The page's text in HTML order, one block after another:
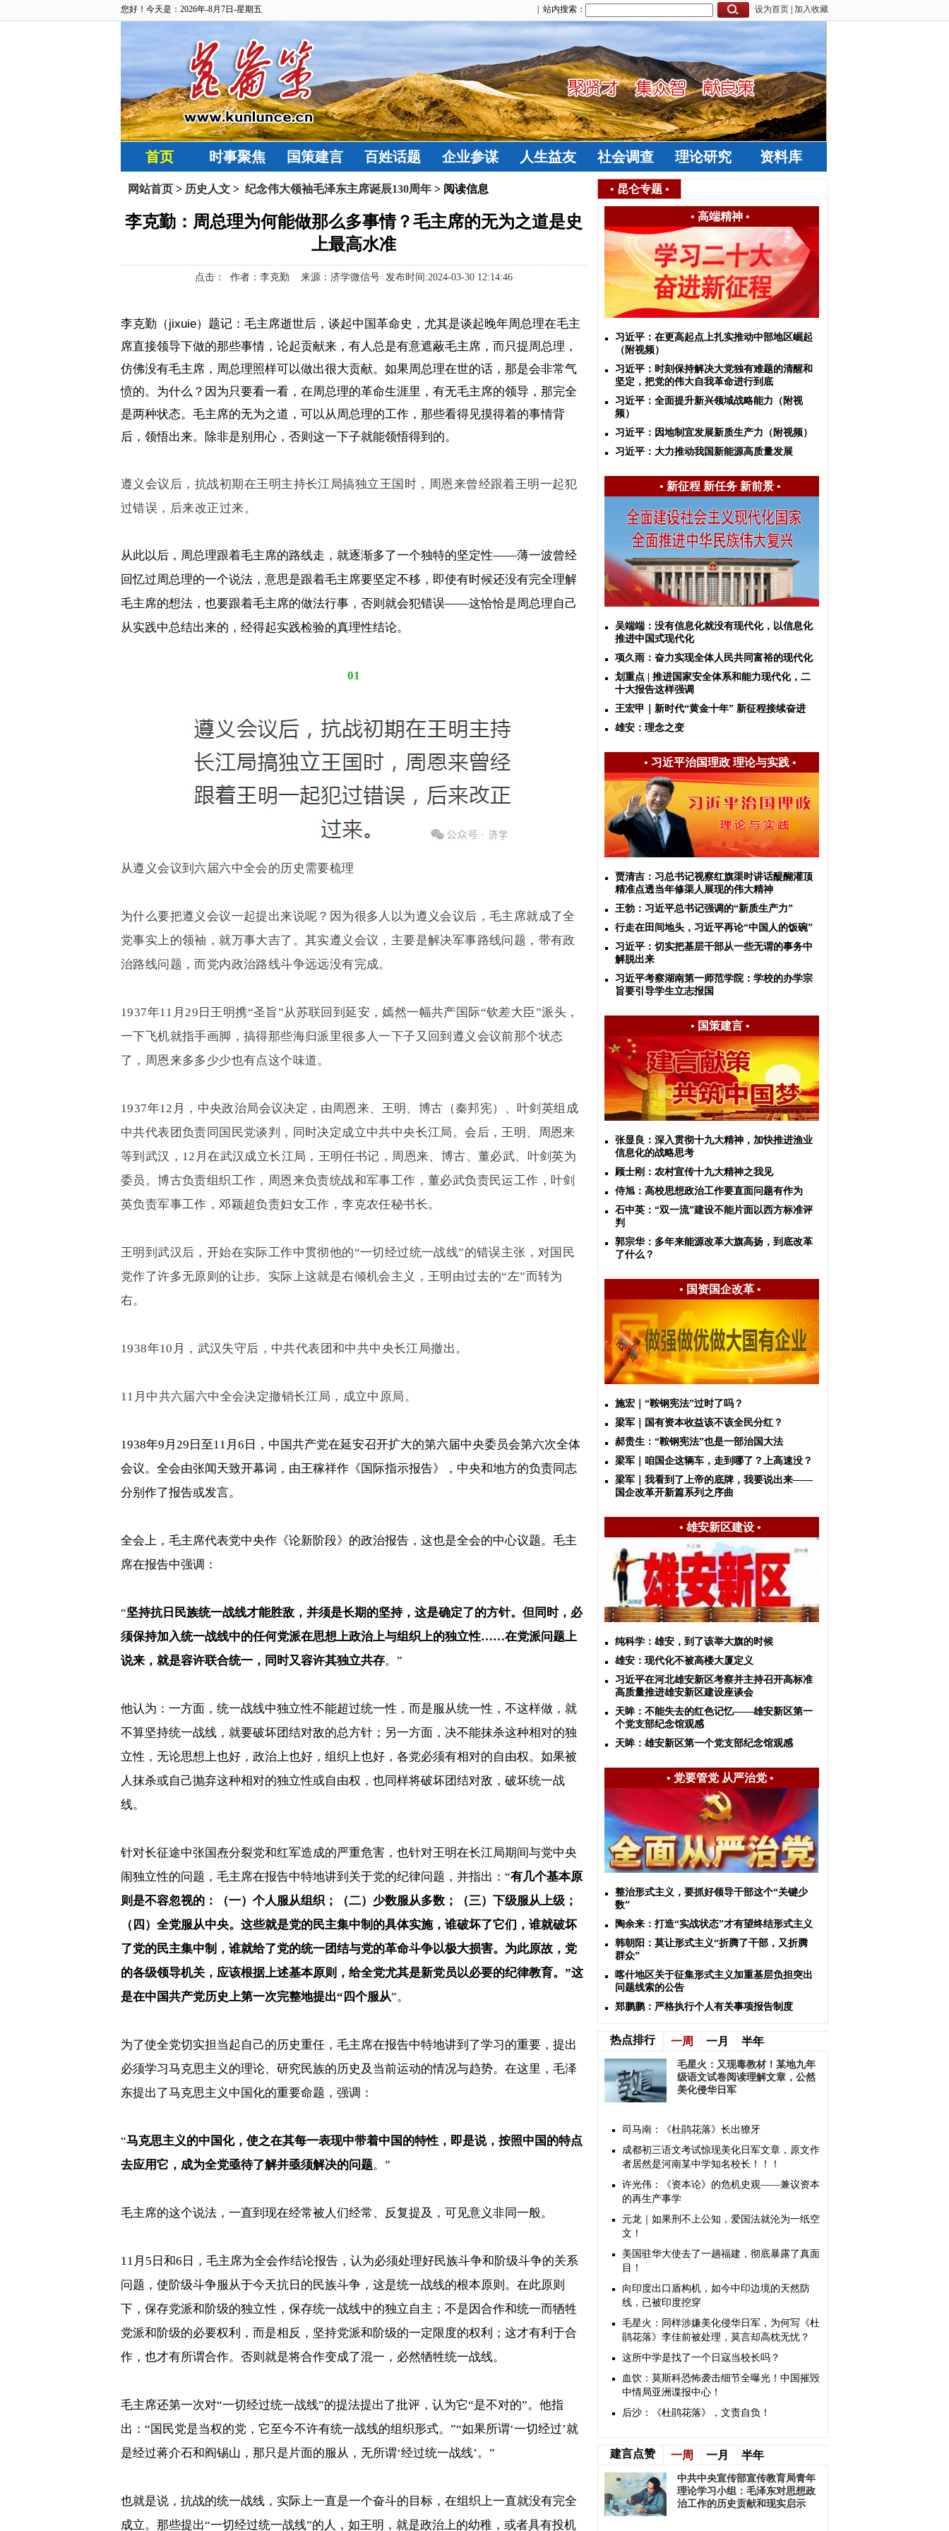
您好！今天是：2026年-8月7日-星期五 设为首页 加入收藏
| 站内搜索：
首页 时事聚焦 国策建言 百姓话题 企业参谋 人生益友 社会调查 理论研究 资料库
网站首页 > 历史人文 > 纪念伟大领袖毛泽东主席诞辰130周年 > 阅读信息
李克勤：周总理为何能做那么多事情？毛主席的无为之道是史
上最高水准
点击： 作者：李克勤 来源：济学微信号 发布时间:2024-03-30 12:14:46
李克勤（jixuie）题记：毛主席逝世后，谈起中国革命史，尤其是谈起晚年周总理在毛主
席直接领导下做的那些事情，论起贡献来，有人总是有意遮蔽毛主席，而只提周总理，
仿佛没有毛主席，周总理照样可以做出很大贡献。如果周总理在世的话，那是会非常气
愤的。为什么？因为只要看一看，在周总理的革命生涯里，有无毛主席的领导，那完全
是两种状态。毛主席的无为之道，可以从周总理的工作，那些看得见摸得着的事情背
后，领悟出来。除非是别用心，否则这一下子就能领悟得到的。
遵义会议后，抗战初期在王明主持长江局搞独立王国时，周恩来曾经跟着王明一起犯
过错误，后来改正过来。
从此以后，周总理跟着毛主席的路线走，就逐渐多了一个独特的坚定性——薄一波曾经
回忆过周总理的一个说法，意思是跟着毛主席要坚定不移，即使有时候还没有完全理解
毛主席的想法，也要跟着毛主席的做法行事，否则就会犯错误——这恰恰是周总理自己
从实践中总结出来的，经得起实践检验的真理性结论。
01
从遵义会议到六届六中全会的历史需要梳理
为什么要把遵义会议一起提出来说呢？因为很多人以为遵义会议后，毛主席就成了全
党事实上的领袖，就万事大吉了。其实遵义会议，主要是解决军事路线问题，带有政
治路线问题，而党内政治路线斗争远远没有完成。
1937年11 月29 日王明携“圣旨”从苏联回到延安，嫣然一幅共产国际“钦差大臣”派头，
一下飞机就指手画脚，搞得那些海归派里很多人一下子又回到遵义会议前那个状态
了，周恩来多多少少也有点这个味道。
1937年12 月，中央政治局会议决定，由周恩来、王明、博古（秦邦宪）、叶剑英组成
中共代表团负责同国民党谈判，同时决定成立中共中央长江局。会后，王明、周恩来
等到武汉， 12 月在武汉成立长江局，王明任书记，周恩来、博古、董必武、叶剑英为
委员。博古负责组织工作，周恩来负责统战和军事工作，董必武负责民运工作，叶剑
英负责军事工作，邓颖超负责妇女工作，李克农任秘书长。
王明到武汉后，开始在实际工作中贯彻他的“一切经过统一战线”的错误主张，对国民
党作了许多无原则的让步。实际上这就是右倾机会主义，王明由过去的“左”而转为
右。
1938年10 月，武汉失守后，中共代表团和中共中央长江局撤出。
11 月中共六届六中全会决定撤销长江局，成立中原局。
1938年9 月 29 日至11 月 6 日，中国共产党在延安召开扩大的第六届中央委员会第六次全体
会议。全会由张闻天致开幕词，由王稼祥作《国际指示报告》，中央和地方的负责同志
分别作了报告或发言。
全会上，毛主席代表党中央作《论新阶段》的政治报告，这也是全会的中心议题。毛主
席在报告中强调：
“坚持抗日民族统一战线才能胜敌，并须是长期的坚持，这是确定了的方针。但同时，必
须保持加入统一战线中的任何党派在思想上政治上与组织上的独立性……在党派问题上
说来，就是容许联合统一，同时又容许其独立共存。 ”
他认为：一方面，统一战线中独立性不能超过统一性，而是服从统一性，不这样做，就
不算坚持统一战线，就要破坏团结对敌的总方针；另一方面，决不能抹杀这种相对的独
立性，无论思想上也好，政治上也好，组织上也好，各党必须有相对的自由权。如果被
人抹杀或自己抛弃这种相对的独立性或自由权，也同样将破坏团结对敌，破坏统一战
线。
针对长征途中张国焘分裂党和红军造成的严重危害，也针对王明在长江局期间与党中央
闹独立性的问题，毛主席在报告中特地讲到关于党的纪律问题，并指出： “有几个基本原
则是不容忽视的：（一）个人服从组织；（二）少数服从多数；（三）下级服从上级；
（四）全党服从中央。这些就是党的民主集中制的具体实施，谁破坏了它们，谁就破坏
了党的民主集中制，谁就给了党的统一团结与党的革命斗争以极大损害。为此原故，党
的各级领导机关，应该根据上述基本原则，给全党尤其是新党员以必要的纪律教育。 ”这
是在中国共产党历史上第一次完整地提出“ 四个服从”。
为了使全党切实担当起自己的历史重任，毛主席在报告中特地讲到了学习的重要，提出
必须学习马克思主义的理论、研究民族的历史及当前运动的情况与趋势。在这里，毛泽
东提出了马克思主义中国化的重要命题，强调：
“马克思主义的中国化，使之在其每一表现中带着中国的特性，即是说，按照中国的特点
去应用它，成为全党亟待了解并亟须解决的问题。 ”
毛主席的这个说法，一直到现在经常被人们经常、反复提及，可见意义非同一般。
11 月 5 日和6 日，毛主席为全会作结论报告，认为必须处理好民族斗争和阶级斗争的关系
问题，使阶级斗争服从于今天抗日的民族斗争，这是统一战线的根本原则。在此原则
下，保存党派和阶级的独立性，保存统一战线中的独立自主；不是因合作和统一而牺牲
党派和阶级的必要权利，而是相反，坚持党派和阶级的一定限度的权利；这才有利于合
作，也才有所谓合作。否则就是将合作变成了混一，必然牺牲统一战线。
毛主席还第一次对“一切经过统一战线”的提法提出了批评，认为它“是不对的”。他指
出： “国民党是当权的党，它至今不许有统一战线的组织形式。 ”“如果所谓‘一切经过’就
是经过蒋介石和阎锡山，那只是片面的服从，无所谓‘经过统一战线’。 ”
也就是说，抗战的统一战线，实际上一直是一个奋斗的目标，在组织上一直就没有完全
成立。那些提出“一切经过统一战线”的人，如王明，就是政治上的幼稚，或者具有投机
• 昆仑专题 •
• 高端精神•
习近平：在更高起点上扎实推动中部地区崛起
（附视频）
习近平：时刻保持解决大党独有难题的清醒和
坚定，把党的伟大自我革命进行到底
习近平：全面提升新兴领域战略能力（附视
频）
习近平：因地制宜发展新质生产力（附视频）
习近平：大力推动我国新能源高质量发展
• 新征程 新任务 新前景•
吴端端：没有信息化就没有现代化，以信息化
推进中国式现代化
项久雨：奋力实现全体人民共同富裕的现代化
划重点 | 推进国家安全体系和能力现代化，二
十大报告这样强调
王宏甲｜新时代“黄金十年” 新征程接续奋进
雄安：理念之变
• 习近平治国理政 理论与实践•
贾清吉：习总书记视察红旗渠时讲话醍醐灌顶
精准点透当年修渠人展现的伟大精神
王勃：习近平总书记强调的“新质生产力”
行走在田间地头，习近平再论“中国人的饭碗”
习近平：切实把基层干部从一些无谓的事务中
解脱出来
习近平考察湖南第一师范学院：学校的办学宗
旨要引导学生立志报国
• 国策建言•
张显良：深入贯彻十九大精神，加快推进渔业
信息化的战略思考
顾士刚：农村宣传十九大精神之我见
侍旭：高校思想政治工作要直面问题有作为
石中英：“双一流”建设不能片面以西方标准评
判
郭宗华：多年来能源改革大旗高扬，到底改革
了什么？
• 国资国企改革•
施宏｜“鞍钢宪法”过时了吗？
梁军｜国有资本收益该不该全民分红？
郝贵生：“鞍钢宪法”也是一部治国大法
梁军｜咱国企这辆车，走到哪了？上高速没？
梁军｜我看到了上帝的底牌，我要说出来——
国企改革开新篇系列之序曲
• 雄安新区建设•
纯科学：雄安，到了该举大旗的时候
雄安：现代化不被高楼大厦定义
习近平在河北雄安新区考察并主持召开高标准
高质量推进雄安新区建设座谈会
天眸：不能失去的红色记忆——雄安新区第一
个党支部纪念馆观感
天眸：雄安新区第一个党支部纪念馆观感
• 党要管党 从严治党•
整治形式主义，要抓好领导干部这个“关键少
数”
陶余来：打造“实战状态”才有望终结形式主义
韩朝阳：莫让形式主义“折腾了干部，又折腾
群众”
喀什地区关于征集形式主义加重基层负担突出
问题线索的公告
郑鹏鹏：严格执行个人有关事项报告制度
热点排行 一周 一月 半年
毛星火：又现毒教材！某地九年
级语文试卷阅读理解文章，公然
美化侵华日军
司马南：《杜鹃花落》长出獠牙
成都初三语文考试惊现美化日军文章，原文作
者居然是河南某中学知名校长！！！
许光伟：《资本论》的危机史观——兼议资本
的再生产事学
元龙｜如果刑不上公知，爱国法就沦为一纸空
文！
美国驻华大使去了一趟福建，彻底暴露了真面
目！
向印度出口盾构机，如今中印边境的天然防
线，已被印度挖穿
毛星火：同样涉嫌美化侵华日军，为何写《杜
鹃花落》李佳前被处理，莫言却高枕无忧？
这所中学是找了一个日寇当校长吗？
血饮：莫斯科恐怖袭击细节全曝光！中国摧毁
中情局亚洲谍报中心！
后沙：《杜鹃花落》，文责自负​！
建言点赞 一周 一月 半年
中共中央宣传部宣传教育局青年
理论学习小组：毛泽东对思想政
治工作的历史贡献和现实启示